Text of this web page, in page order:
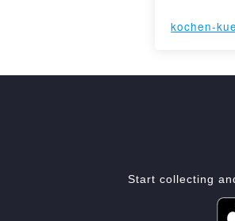
kochen-
Start collecting